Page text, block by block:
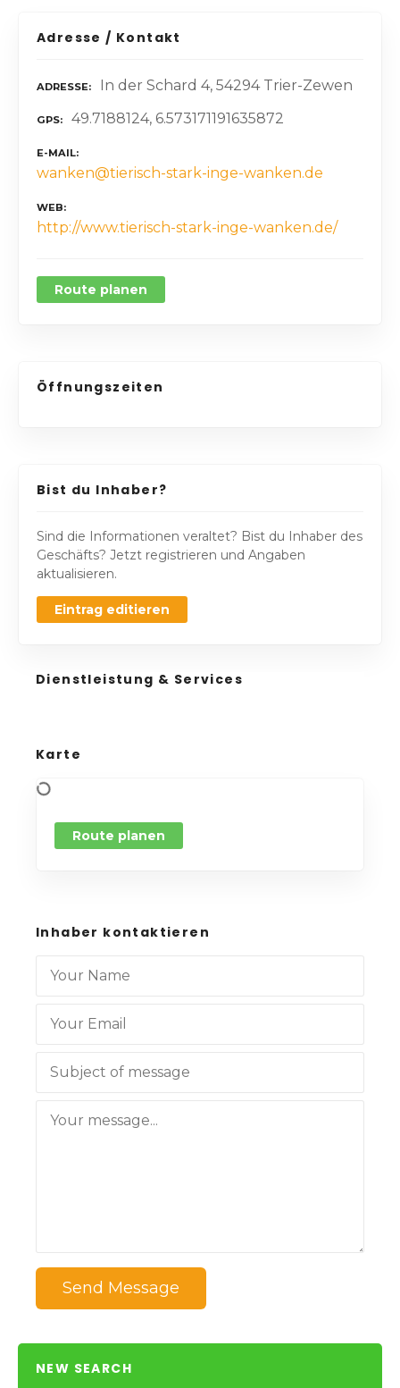
Adresse / Kontakt
ADRESSE In der Schard 4, 54294 Trier-Zewen
GPS 49.7188124, 6.573171191635872
E-MAIL
wanken@tierisch-stark-inge-wanken.de
WEB
http://www.tierisch-stark-inge-wanken.de/
Route planen
Öffnungszeiten
Bist du Inhaber?
Sind die Informationen veraltet? Bist du Inhaber des
Geschäfts? Jetzt registrieren und Angaben
aktualisieren.
Eintrag editieren
Dienstleistung & Services
Karte
Route planen
Inhaber kontaktieren
Send Message
NEW SEARCH